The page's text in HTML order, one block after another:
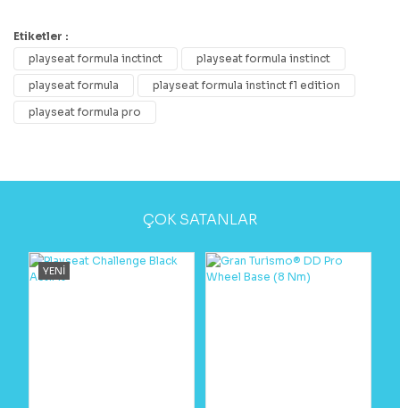
Etiketler :
playseat formula inctinct
playseat formula instinct
playseat formula
playseat formula instinct f1 edition
playseat formula pro
ÇOK SATANLAR
YENİ